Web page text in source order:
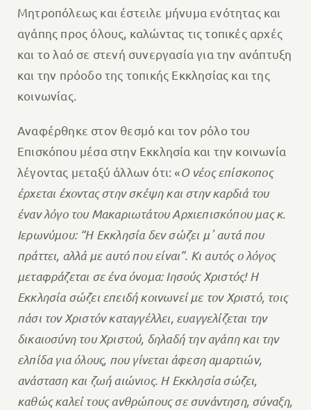
Μητροπόλεως και έστειλε μήνυμα ενότητας και
αγάπης προς όλους, καλώντας τις τοπικές αρχές
και το λαό σε στενή συνεργασία για την ανάπτυξη
και την πρόοδο της τοπικής Εκκλησίας και της
κοινωνίας.
Αναφέρθηκε στον θεσμό και τον ρόλο του
Επισκόπου μέσα στην Εκκλησία και την κοινωνία
λέγοντας μεταξύ άλλων ότι: «Ο νέος επίσκοπος
έρχεται έχοντας στην σκέψη και στην καρδιά του
έναν λόγο του Μακαριωτάτου Αρχιεπισκόπου μας κ.
Ιερωνύμου: “Η Εκκλησία δεν σώζει μ᾽ αυτά που
πράττει, αλλά με αυτό που είναι”. Κι αυτός ο λόγος
μεταφράζεται σε ένα όνομα: Ιησούς Χριστός! Η
Εκκλησία σώζει επειδή κοινωνεί με τον Χριστό, τοις
πάσι τον Χριστόν καταγγέλλει, ευαγγελίζεται την
δικαιοσύνη του Χριστού, δηλαδή την αγάπη και την
ελπίδα για όλους, που γίνεται άφεση αμαρτιών,
ανάσταση και ζωή αιώνιος. Η Εκκλησία σώζει,
καθώς καλεί τους ανθρώπους σε συνάντηση, σύναξη,